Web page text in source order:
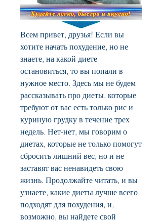
Всем привет, друзья! Если вы
хотите начать похудение, но не
знаете, на какой диете
остановиться, то вы попали в
нужное место. Здесь мы не будем
рассказывать про диеты, которые
требуют от вас есть только рис и
куриную грудку в течение трех
недель. Нет-нет, мы говорим о
диетах, которые не только помогут
сбросить лишний вес, но и не
заставят вас ненавидеть свою
жизнь. Продолжайте читать, и вы
узнаете, какие диеты лучше всего
подходят для похудения, и,
возможно, вы найдете свой